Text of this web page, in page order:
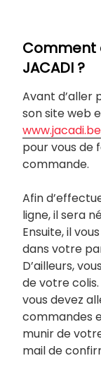
Comment
JACADI ?
Avant d’aller
son site web
www.jacadi.be
pour vous de
commande.
Afin
ligne, il sera
Ensuite, il
dans votre
D’ailleurs,
de votre
vous devez
commandes
munir de
mail de